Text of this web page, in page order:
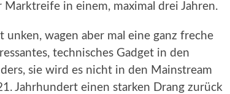
in einem, maximal drei Jahren.
wagen aber mal eine ganz freche
technisches Gadget in den
sie wird es nicht in den Mainstream
Jahrhundert einen starken Drang zurück